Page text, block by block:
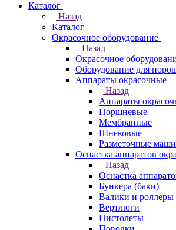
Каталог
Назад
Каталог
Окрасочное оборудование
Назад
Окрасочное
Оборудование для
Аппараты окрасочные
Назад
Аппараты
Поршневые
Мембранные
Шнековые
Разметочные
Оснастка аппаратов
Назад
Оснастка
Бункера (баки)
Валики и роллеры
Вертлюги
Пистолеты